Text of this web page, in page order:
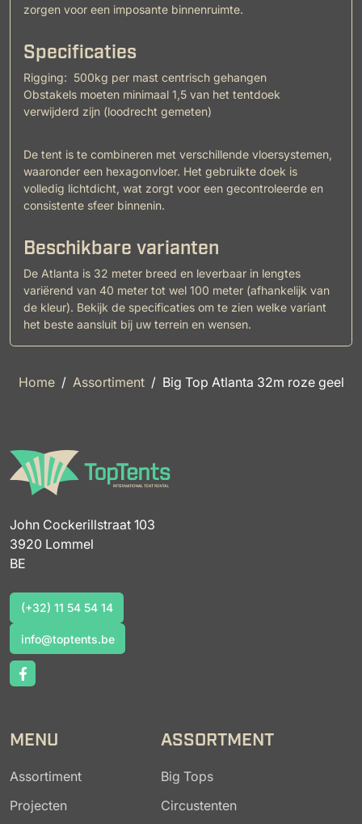
zorgen voor een imposante binnenruimte.
Specificaties
Rigging: 500kg per mast centrisch gehangen
Obstakels moeten minimaal 1,5 van het tentdoek
verwijderd zijn (loodrecht gemeten)
De tent is te combineren met verschillende vloersystemen,
waaronder een hexagonvloer. Het gebruikte doek is
volledig lichtdicht, wat zorgt voor een gecontroleerde en
consistente sfeer binnenin.
Beschikbare varianten
De Atlanta is 32 meter breed en leverbaar in lengtes
variërend van 40 meter tot wel 100 meter (afhankelijk van
de kleur). Bekijk de specificaties om te zien welke variant
het beste aansluit bij uw terrein en wensen.
Home Assortiment Big Top Atlanta 32m roze geel
John Cockerillstraat 103
3920 Lommel
BE
(+32) 11 54 54 14
info@toptents.be
info@toptents.be
MENU
Assortiment
Projecten
ASSORTMENT
Big Tops
Circustenten